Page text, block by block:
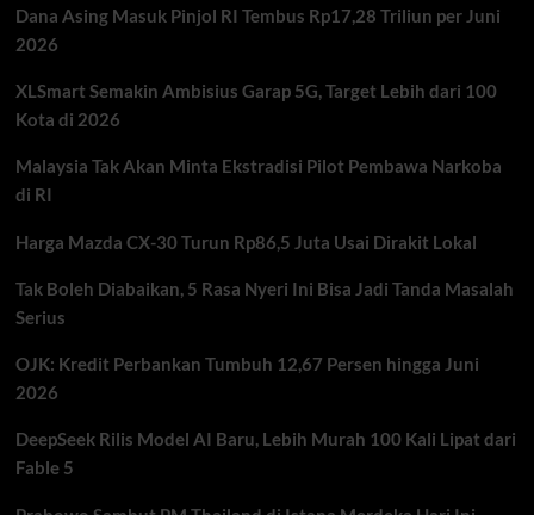
KA
KRL
Dana Asing Masuk Pinjol RI Tembus Rp17,28 Triliun per Juni
2026
XLSmart Semakin Ambisius Garap 5G, Target Lebih dari 100
Kota di 2026
Malaysia Tak Akan Minta Ekstradisi Pilot Pembawa Narkoba
di RI
Harga Mazda CX-30 Turun Rp86,5 Juta Usai Dirakit Lokal
Tak Boleh Diabaikan, 5 Rasa Nyeri Ini Bisa Jadi Tanda Masalah
Serius
OJK: Kredit Perbankan Tumbuh 12,67 Persen hingga Juni
2026
DeepSeek Rilis Model AI Baru, Lebih Murah 100 Kali Lipat dari
Fable 5